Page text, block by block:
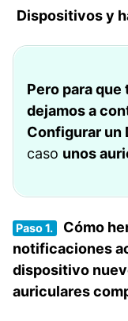
Dispositivos y
Pero para
dejamos a
Configurar un
caso unos
Paso 1.
Cómo
notificaciones
dispositivo
auriculares